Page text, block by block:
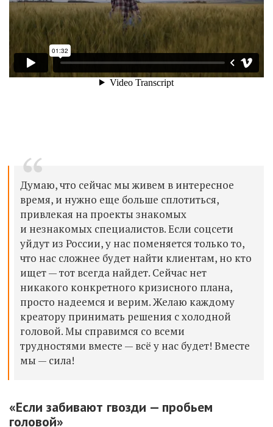
Думаю, что сейчас мы живем в интересное
время, и нужно еще больше сплотиться,
привлекая на проекты знакомых
и незнакомых специалистов. Если соцсети
уйдут из России, у нас поменяется только то,
что нас сложнее будет найти клиентам, но кто
ищет — тот всегда найдет. Сейчас нет
никакого конкретного кризисного плана,
просто надеемся и верим. Желаю каждому
креатору принимать решения с холодной
головой. Мы справимся со всеми
трудностями вместе — всё у нас будет! Вместе
мы — сила!
«Если забивают гвозди — пробьем
головой»